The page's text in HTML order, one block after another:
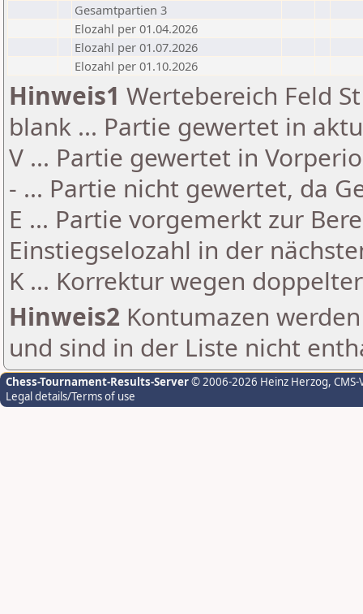
Gesamtpartien 3
Elozahl per 01.04.2026
Elozahl per 01.07.2026
Elozahl per 01.10.2026
Hinweis1 Wertebereich Feld
blank ... Partie gewertet in
V ... Partie gewertet in
- ... Partie nicht gewertet, da
E ... Partie vorgemerkt zur
Einstiegselozahl in der
K ... Korrektur wegen
Hinweis2 Kontumazen
und sind in der Liste nicht
Chess-Tournament-Results-Server© 2006-2026 Heinz Herzog,
Legal details/Terms of use